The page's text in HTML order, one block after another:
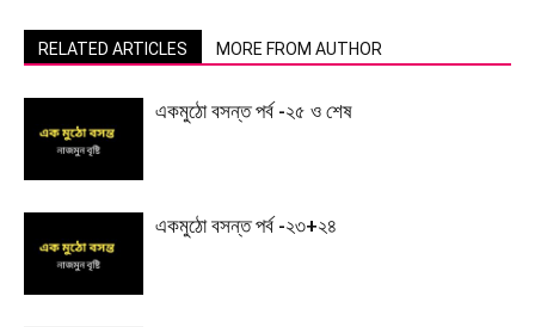
RELATED ARTICLES MORE FROM AUTHOR
একমুঠো বসন্ত পর্ব -২৫ ও শেষ
একমুঠো বসন্ত পর্ব -২৩+২৪